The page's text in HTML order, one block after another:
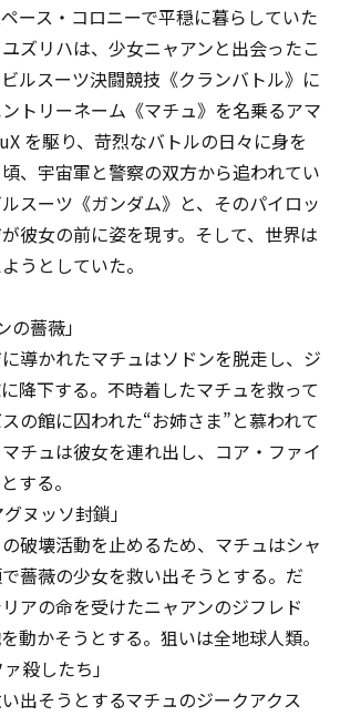
ース・コロニーで平穏に暮らしていた
ズリハは、少女ニャアンと出会ったこ
ルスーツ決闘競技《クランバトル》に
トリーネーム《マチュ》を名乗るアマ
を駆り、苛烈なバトルの日々に身を
、宇宙軍と警察の双方から追われてい
スーツ《ガンダム》と、そのパイロッ
彼女の前に姿を現す。そして、世界は
うとしていた。
薔薇」
導かれたマチュはソドンを脱走し、ジ
降下する。不時着したマチュを救って
の館に囚われた“お姉さま”と慕われて
チュは彼女を連れ出し、コア・ファイ
する。
ヌッソ封鎖」
破壊活動を止めるため、マチュはシャ
薔薇の少女を救い出そうとする。だ
アの命を受けたニャアンのジフレド
動かそうとする。狙いは全地球人類――。
殺したち」
出そうとするマチュのジークアクス